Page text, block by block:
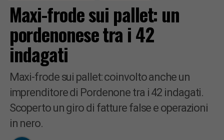
Maxi-frode sui pallet: un
pordenonese tra i 42
indagati
Maxi-frode sui pallet: coinvolto anche un
imprenditore di Pordenone tra i 42 indagati.
Scoperto un giro di fatture false e operazioni
in nero.